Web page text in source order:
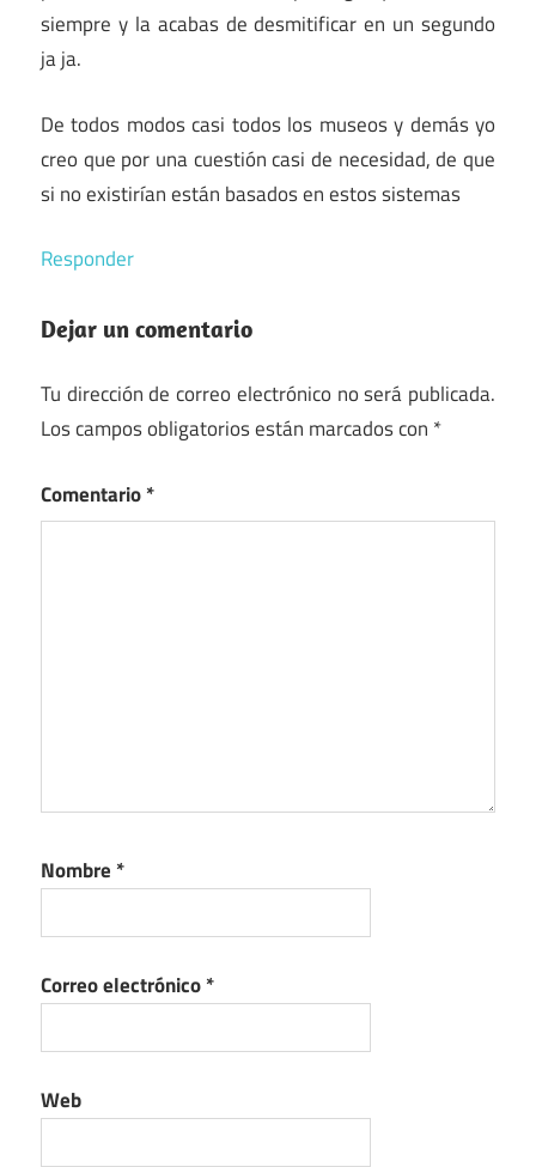
siempre y la acabas de desmitificar en un segundo
ja ja.
De todos modos casi todos los museos y demás yo
creo que por una cuestión casi de necesidad, de que
si no existirían están basados en estos sistemas
Responder
Dejar un comentario
Tu dirección de correo electrónico no será publicada.
Los campos obligatorios están marcados con *
Comentario*
Nombre *
Correo electrónico*
Web